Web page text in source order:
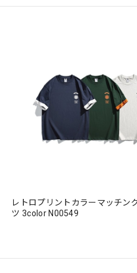
レトロプリントカラーマッチン
ツ 3color N00549